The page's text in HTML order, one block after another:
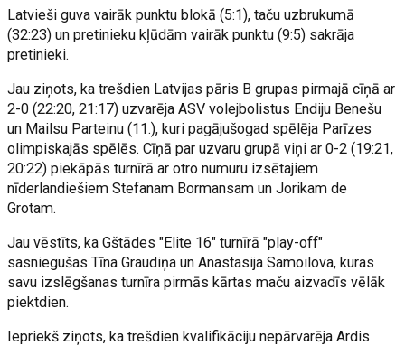
Latvieši guva vairāk punktu blokā (5:1), taču uzbrukumā
(32:23) un pretinieku kļūdām vairāk punktu (9:5) sakrāja
pretinieki.
Jau ziņots, ka trešdien Latvijas pāris B grupas pirmajā cīņā ar
2-0 (22:20, 21:17) uzvarēja ASV volejbolistus Endiju Benešu
un Mailsu Parteinu (11.), kuri pagājušogad spēlēja Parīzes
olimpiskajās spēlēs. Cīņā par uzvaru grupā viņi ar 0-2 (19:21,
20:22) piekāpās turnīrā ar otro numuru izsētajiem
nīderlandiešiem Stefanam Bormansam un Jorikam de
Grotam.
Jau vēstīts, ka Gštādes "Elite 16" turnīrā "play-off"
sasniegušas Tīna Graudiņa un Anastasija Samoilova, kuras
savu izslēgšanas turnīra pirmās kārtas maču aizvadīs vēlāk
piektdien.
Iepriekš ziņots, ka trešdien kvalifikāciju nepārvarēja Ardis